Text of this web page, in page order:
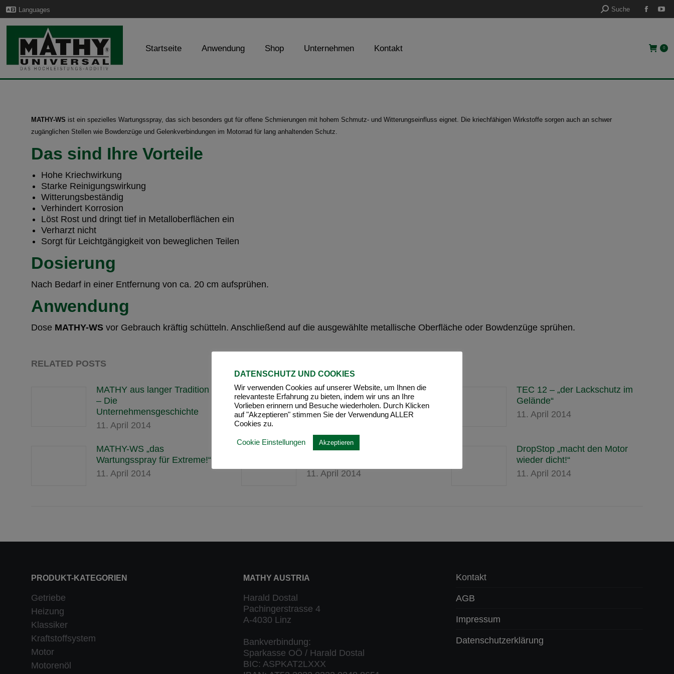
Languages Suche:Suche
in
in
Startseite Anwendung Shop Unternehmen Kontakt 0
MATHY-WS ist ein spezielles Wartungsspray, das sich besonders gut für offene Schmierungen mit hohem Schmutz- und Witterungseinfluss eignet. Die kriechfähigen Wirkstoffe sorgen auch an schwer
zugänglichen Stellen wie Bowdenzüge und Gelenkverbindungen im Motorrad für lang anhaltenden Schutz.
Das sind Ihre Vorteile
Hohe Kriechwirkung
Starke Reinigungswirkung
Witterungsbeständig
Verhindert Korrosion
Löst Rost und dringt tief in Metalloberflächen ein
Verharzt nicht
Sorgt für Leichtgängigkeit von beweglichen Teilen
Dosierung
Nach Bedarf in einer Entfernung von ca. 20 cm aufsprühen.
Anwendung
Dose MATHY-WS vor Gebrauch kräftig schütteln. Anschließend auf die ausgewählte metallische Oberfläche oder Bowdenzüge sprühen.
RELATED POSTS
MATHY aus langer Tradition
– Die
Unternehmensgeschichte
11. April 2014
MATHY® aus langer Tradition
11. April 2014
TEC 12 – „der Lackschutz im
Gelände“
11. April 2014
MATHY-WS „das
Wartungsspray für Extreme!“
11. April 2014
MATHY-G „das Fett für den
11. April 2014
DropStop „macht den Motor
wieder dicht!“
11. April 2014
PRODUKT-KATEGORIEN
Getriebe
Heizung
Klassiker
Kraftstoffsystem
Motor
Motorenöl
MATHY AUSTRIA
Harald Dostal
Pachingerstrasse 4
A-4030 Linz
Bankverbindung:
Sparkasse OÖ / Harald Dostal
BIC: ASPKAT2LXXX
Kontakt
AGB
Impressum
Datenschutzerklärung
DATENSCHUTZ UND COOKIES
Wir verwenden Cookies auf unserer Website, um Ihnen die
relevanteste Erfahrung zu bieten, indem wir uns an Ihre
Vorlieben erinnern und Besuche wiederholen. Durch Klicken
auf "Akzeptieren" stimmen Sie der Verwendung ALLER
Cookies zu.
Cookie Einstellungen Akzeptieren